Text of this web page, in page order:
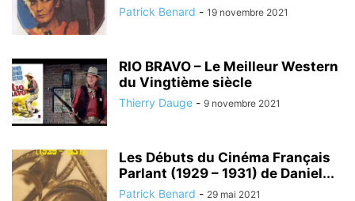
Patrick Benard - 19 novembre 2021
RIO BRAVO – Le Meilleur Western
du Vingtième siècle
Thierry Dauge - 9 novembre 2021
Les Débuts du Cinéma Français
Parlant (1929 – 1931) de Daniel...
Patrick Benard - 29 mai 2021